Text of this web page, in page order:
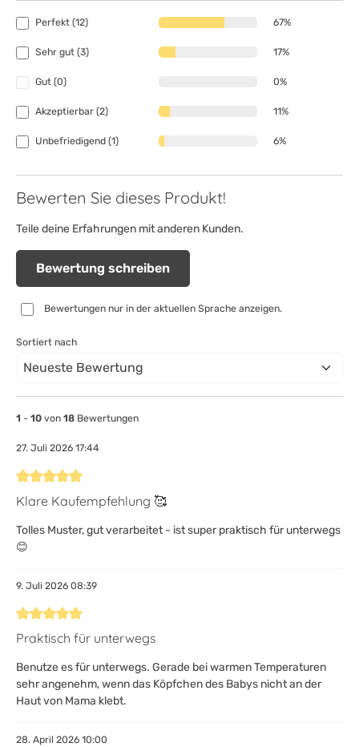
Perfekt (12) 67%
Sehr gut (3) 17%
Gut (0) 0%
Akzeptierbar (2) 11%
Unbefriedigend (1) 6%
Bewerten Sie dieses Produkt!
Teile deine Erfahrungen mit anderen Kunden.
Bewertung schreiben
Bewertungen nur in der aktuellen Sprache anzeigen.
Sortiert nach
1 - 10 von 18 Bewertungen
27. Juli 2026 17:44
Bewertung mit 5 von 5 Sternen
Klare Kaufempfehlung 🥰
Tolles Muster, gut verarbeitet - ist super praktisch für unterwegs
😊
9. Juli 2026 08:39
Bewertung mit 5 von 5 Sternen
Praktisch für unterwegs
Benutze es für unterwegs. Gerade bei warmen Temperaturen
sehr angenehm, wenn das Köpfchen des Babys nicht an der
Haut von Mama klebt.
28. April 2026 10:00